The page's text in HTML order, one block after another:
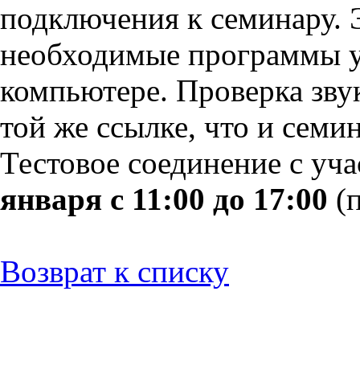
подключения к семинару.
необходимые программы
компьютере. Проверка
той же ссылке, что и
Тестовое соединение с
января с 11:00 до 17:00
Возврат к списку